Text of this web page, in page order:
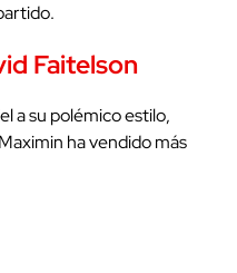
Faitelson
a su polémico estilo,
ha vendido más